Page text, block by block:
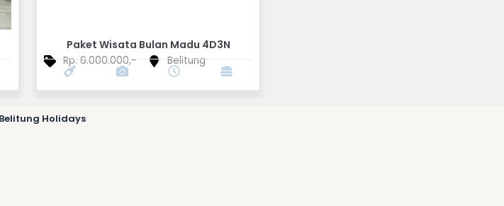
Paket Wisata Bulan Madu 4D3N
Rp. 6.000.000,- Belitung
Holidays